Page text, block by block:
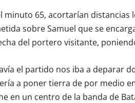
minuto 65, acortarían distancias
sobre Samuel que se
del portero visitante,
el partido nos iba a deparar
a poner tierra de por medio
en un centro de la banda de